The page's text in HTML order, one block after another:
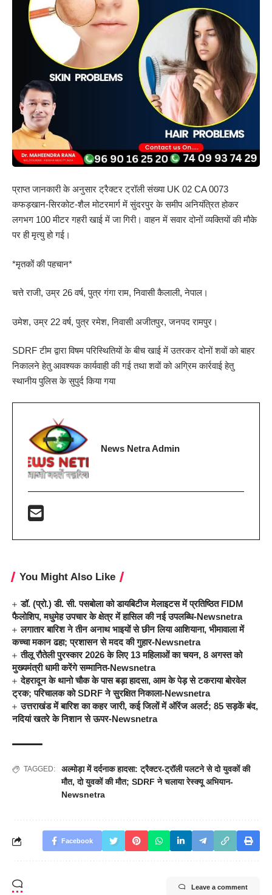
प्राप्त जानकारी के अनुसार ट्रैक्टर ट्रॉली संख्या UK 02 CA 0073
कफड़खान-सिरकोट-शैल मोटरमार्ग में सुंदरपुर के समीप अनियंत्रित होकर
लगभग 100 मीटर गहरी खाई में जा गिरी। वाहन में सवार दोनों व्यक्तियों की मौके
पर ही मृत्यु हो गई।
*मृतकों की पहचान*
चत्ते राजी, उम्र 26 वर्ष, पुत्र गंगा राम, निवासी कैलाली, नेपाल।
उमेश, उम्र 22 वर्ष, पुत्र रमेश, निवासी अजीतपुर, जनपद रामपुर।
SDRF टीम द्वारा विषम परिस्थितियों के बीच खाई में उतरकर दोनों शवों को बाहर
निकालने हेतु आवश्यक कार्यवाही की गई तथा शवों को अग्रिम कार्रवाई हेतु
स्थानीय पुलिस के सुपुर्द किया गया
News Netra Admin
You Might Also Like
डॉ. (प्रो.) डी. सी. पसबोला को डायबिटीज मेलाइटस में प्रतिष्ठित FIDM
फैलोशिप, मधुमेह उपचार के क्षेत्र में हासिल की नई उपलब्धि-Newsnetra
लगातार बारिश ने तीन अनाथ भाइयों से छीन लिया आशियाना, भीमावाला में
कच्चा मकान ढहा; प्रशासन से मदद की गुहार-Newsnetra
तीलू रौतेली पुरस्कार 2026 के लिए 13 महिलाओं का चयन, 8 अगस्त को
मुख्यमंत्री धामी करेंगे सम्मानित-Newsnetra
देहरादून के थानो चौक के पास बड़ा हादसा, आम के पेड़ से टकराया बोरवेल
ट्रक; परिचालक को SDRF ने सुरक्षित निकाला-Newsnetra
उत्तराखंड में बारिश का कहर जारी, कई जिलों में ऑरेंज अलर्ट; 85 सड़कें बंद,
नदियां खतरे के निशान से ऊपर-Newsnetra
TAGGED:
अल्मोड़ा में दर्दनाक हादसा: ट्रैक्टर-ट्रॉली पलटने से दो युवकों की
मौत,दो युवकों की मौत; SDRF ने चलाया रेस्क्यू अभियान-
Newsnetra
Facebook
Leave a comment